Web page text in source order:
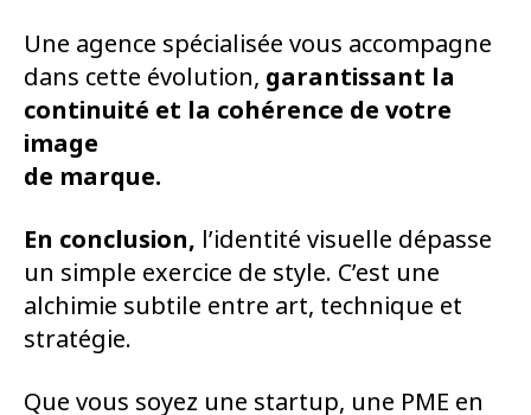
Une agence spécialisée vous accompagne
dans cette évolution, garantissant la
continuité et la cohérence de votre
image
de marque.
En conclusion, l’identité visuelle dépasse
un simple exercice de style. C’est une
alchimie subtile entre art, technique et
stratégie.
Que vous soyez une startup, une PME en